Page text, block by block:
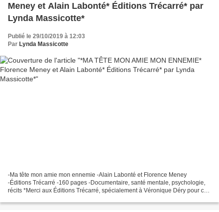
Meney et Alain Labonté* Éditions Trécarré* par
Lynda Massicotte*
Publié le 29/10/2019 à 12:03
Par Lynda Massicotte
-Ma tête mon amie mon ennemie -Alain Labonté et Florence Meney
-Éditions Trécarré -160 pages -Documentaire, santé mentale, psychologie,
récits *Merci aux Éditions Trécarré, spécialement à Véronique Déry pour ce